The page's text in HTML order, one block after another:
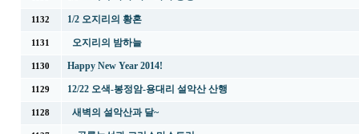
1132 1/2 오지리의 황혼
1131 오지리의 밤하늘
1130 Happy New Year 2014!
1129 12/22 오색-봉정암-용대리 설악산 산행
1128 새벽의 설악산과 달~